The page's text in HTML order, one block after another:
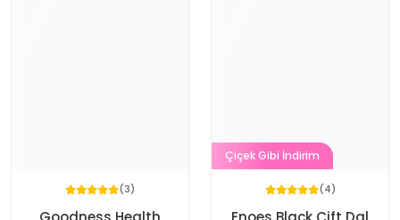
(3)
Çiçek Gibi İndirim
(4)